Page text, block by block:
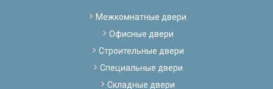
Межкомнатные двери
Офисные двери
Строительные двери
Специальные двери
Складные двери